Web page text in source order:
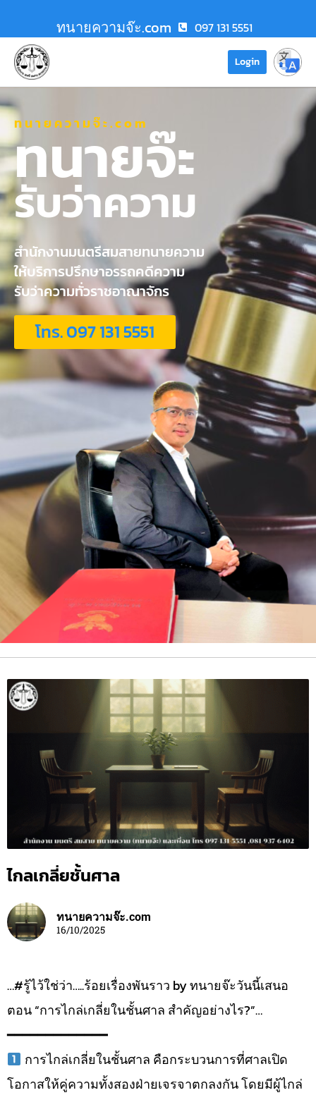
ทนายความจ๊ะ.com 097 131 5551
Login
ทนายความจ๊ะ.com
ทนายจ๊ะ
รับว่าความ
สำนักงานมนตรีสมสายทนายความ
ให้บริการปรึกษาอรรถคดีความ
รับว่าความทั่วราชอาณาจักร
โทร. 097 131 5551
ไกลเกลี่ยชั้นศาล
ทนายความจ๊ะ.com
16/10/2025
…#รู้ไว้ใช่ว่า…..ร้อยเรื่องพันราว by ทนายจ๊ะวันนี้เสนอ
ตอน “การไกล่เกลี่ยในชั้นศาล สำคัญอย่างไร?”…
━━━━━━━━━━━━━
การไกล่เกลี่ยในชั้นศาล คือกระบวนการที่ศาลเปิด
โอกาสให้คู่ความทั้งสองฝ่ายเจรจาตกลงกัน โดยมีผู้ไกล่